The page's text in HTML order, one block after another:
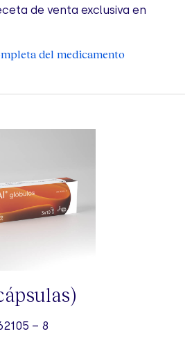
de venta exclusiva en
del medicamento
– 8